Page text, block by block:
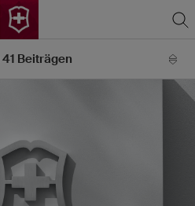
41 Beiträgen